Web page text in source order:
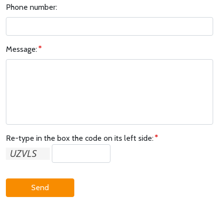
Phone number:
Message:
Re-type in the box the code on its left side:
Send